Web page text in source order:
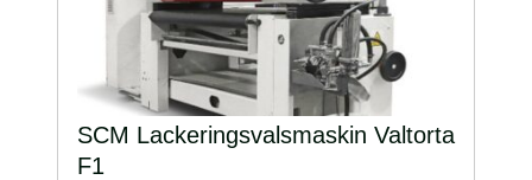
SCM Lackeringsvalsmaskin Valtorta
F1